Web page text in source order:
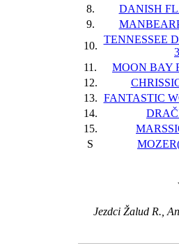
8.
DANISH
9.
10.
TENNESSEE
3
11.
MOON BAY
12.
13. FANTASTIC
14.
15.
S
Jezdci Žalud R.,